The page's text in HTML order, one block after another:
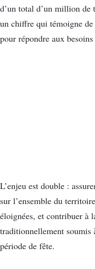
d’un total d’un million de
un chiffre qui témoigne
pour répondre aux
L’enjeu est double :
sur l’ensemble du
éloignées, et contribuer à
traditionnellement soumis
période de fête.